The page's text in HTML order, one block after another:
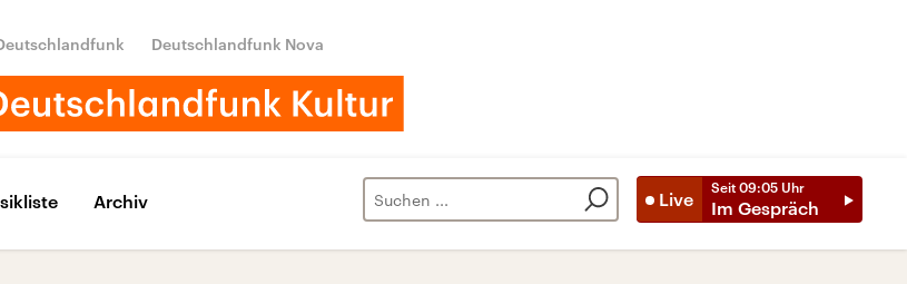
Deutschlandfunk Nova
Live
Seit 09:05 Uhr
Im Gespräch
Archiv